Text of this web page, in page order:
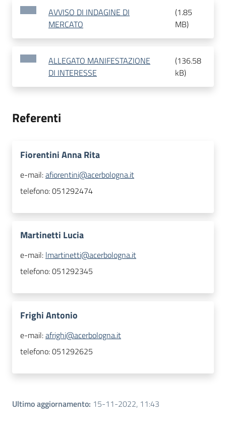
AVVISO DI INDAGINE DI
MERCATO
(1.85
MB)
ALLEGATO MANIFESTAZIONE
DI INTERESSE
(136.58
kB)
Referenti
Fiorentini Anna Rita
e-mail:afiorentini@acerbologna.it
telefono:051292474
Martinetti Lucia
e-mail: lmartinetti@acerbologna.it
telefono:051292345
Frighi Antonio
e-mail:afrighi@acerbologna.it
telefono:051292625
Ultimo aggiornamento: 15-11-2022, 11:43